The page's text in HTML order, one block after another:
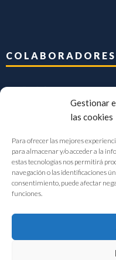
Gestionar
las cookies
Para ofrecer las mejores
para almacenar y/o acceder a la
estas tecnologías nos permitirá
navegación o las identificaciones
consentimiento, puede afectar
funciones.
COLABORADORES